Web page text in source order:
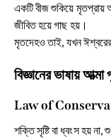
একটি বীজ শুকিয়ে মৃতপ্রায়
জীবিত হয়ে গাছ হয়।
মৃতদেহও তাই, যখন
বিজ্ঞানের ভাষায়
Law of
শক্তি সৃষ্টি বা ধ্বংস হয়